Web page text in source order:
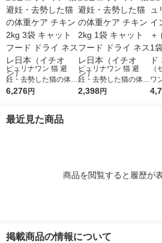
ピュリナワン 猫 避
妊・去勢した猫の体重
ケア チキン 2kg 3袋
オシ）
6,276円
ピュリナワン 猫 避
妊・去勢した猫の体重
ケア チキン 2kg 1袋
2,398円
ワ
ー
最近見た商品
商品を閲覧すると履歴が
掲載商品の情報について